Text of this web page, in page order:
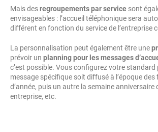
Mais desregroupements par service sont
envisageables : l’accueil téléphonique sera
différent en fonction du service de l’entreprise
La personnalisation peut également être une
prévoir un planning pour les messages
c’est possible. Vous configurez votre standard
message spécifique soit diffusé à l’époque des
d’année, puis un autre la semaine anniversaire
entreprise, etc.